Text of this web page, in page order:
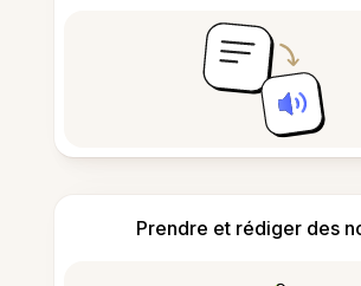
Prendre et rédiger des